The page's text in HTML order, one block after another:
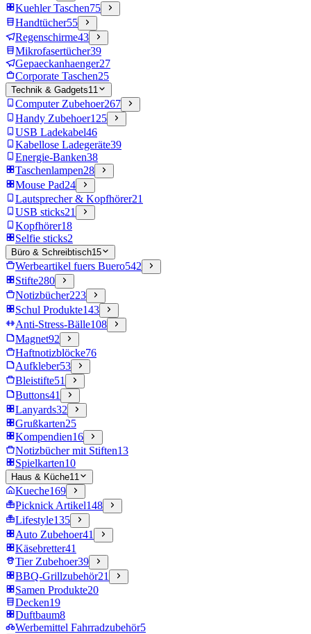
Kuehler Taschen75
Handtücher55
Regenschirme43
Mikrofasertücher39
Gepaeckanhaenger27
Corporate Taschen25
Technik & Gadgets11
Computer Zubehoer267
Handy Zubehoer125
USB Ladekabel46
Kabellose Ladegeräte39
Energie-Banken38
Taschenlampen28
Mouse Pad24
Lautsprecher & Kopfhörer21
USB sticks21
Kopfhörer18
Selfie sticks2
Büro & Schreibtisch15
Werbeartikel fuers Buero542
Stifte280
Notizbücher223
Schul Produkte143
Anti-Stress-Bälle108
Magnet92
Haftnotizblöcke76
Aufkleber53
Bleistifte51
Buttons41
Lanyards32
Grußkarten25
Kompendien16
Notizbücher mit Stiften13
Spielkarten10
Haus & Küche11
Kueche169
Picknick Artikel148
Lifestyle135
Auto Zubehoer41
Käsebretter41
Tier Zubehoer39
BBQ-Grillzubehör21
Samen Produkte20
Decken19
Duftbaum8
Werbemittel Fahrradzubehör5